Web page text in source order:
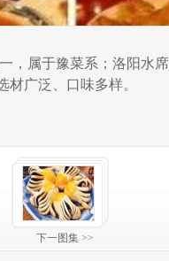
，属于豫菜系；洛阳水
广泛、口味多样。
下一图集 >>